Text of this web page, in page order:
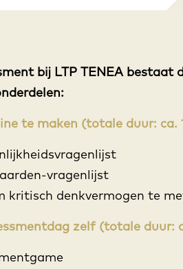
bij LTP TENEA bestaat
te maken (totale duur: ca.
vragenlijst
kritisch denkvermogen te
zelf (totale duur: